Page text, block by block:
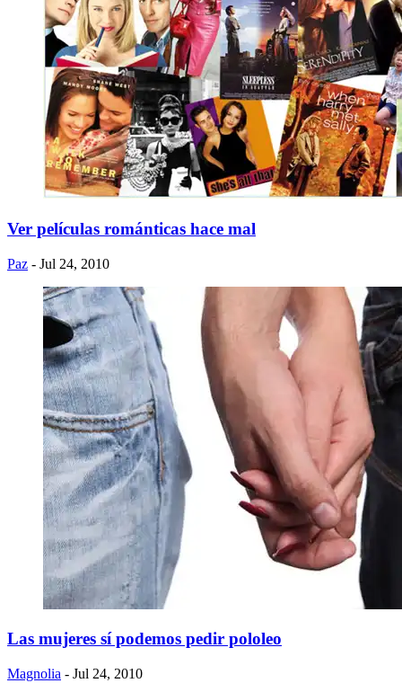
Ver películas románticas hace mal
Paz - Jul 24, 2010
Las mujeres sí podemos pedir pololeo
Magnolia - Jul 24, 2010